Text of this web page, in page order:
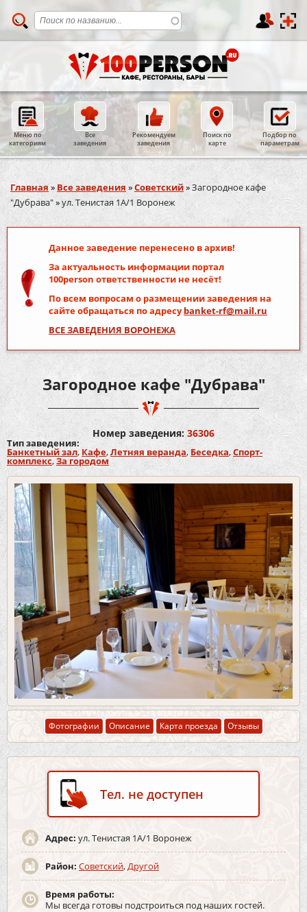
Меню по
категориям
Все
заведения
Рекомендуем
заведения
Поиск по
карте
Подбор по
параметрам
Вы здесь
Главная » Все заведения »Советский»Загородное кафе
"Дубрава"»ул. Тенистая 1А/1 Воронеж
Данное заведение перенесено в архив!
За актуальность информации портал
100person ответственности не несёт!
По всем вопросам о размещении заведения на
сайте обращаться по адресуbanket-rf@mail.ru
ВСЕ ЗАВЕДЕНИЯ ВОРОНЕЖА
Загородное кафе "Дубрава"
Номер заведения: 36306
Тип заведения:
Банкетный зал, Кафе,Летняя веранда, Беседка,Спорт-
комплекс,За городом
Фотографии Описание Карта проезда Отзывы
Тел. не доступен
Адрес: ул. Тенистая 1А/1 Воронеж
Район: Советский,Другой
Время работы:
Мы всегда готовы подстроиться под наших гостей.